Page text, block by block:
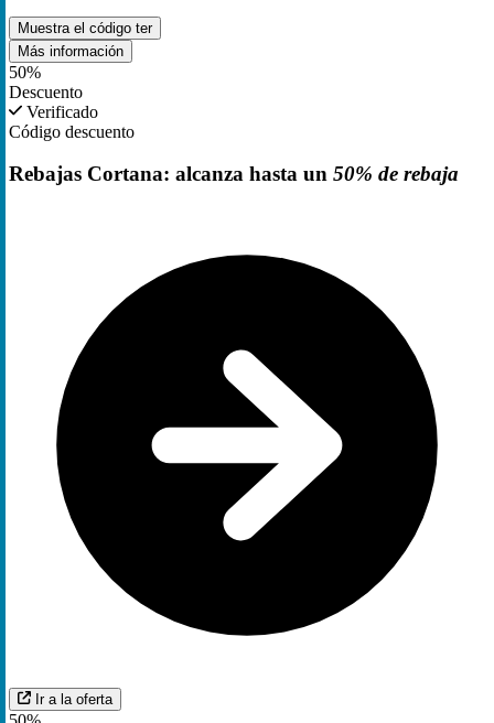
Muestra el código ter
Más información
50%
Descuento
Verificado
Código descuento
Rebajas Cortana: alcanza hasta un 50% de rebaja
Ir a la oferta